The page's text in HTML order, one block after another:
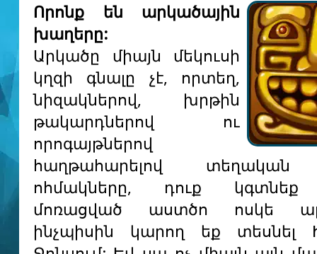
Որոնք են արկածային
խաղերը:
Արկածը միայն մեկուսի
կղզի գնալը չէ, որտեղ,
նիզակներով, խրթին
թակարդներով ու
որոգայթներով
հաղթահարելով տեղական
ոհմակները, դուք կգտնեք
մոռացված աստծո ոսկե
ինչպիսին կարող եք տեսնել